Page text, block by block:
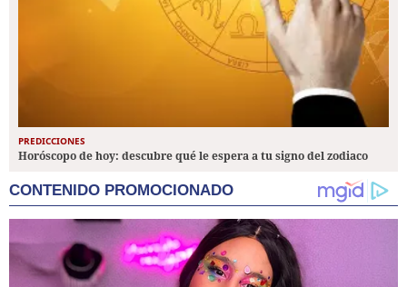
PREDICCIONES
Horóscopo de hoy: descubre qué le espera a tu signo del zodiaco
CONTENIDO PROMOCIONADO